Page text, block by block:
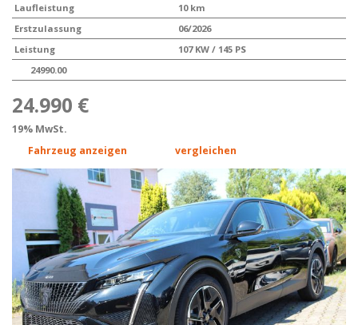
Laufleistung
10 km
Erstzulassung
06/2026
Leistung
107 KW / 145 PS
24990.00
24.990 €
19% MwSt.
Fahrzeug anzeigen
vergleichen